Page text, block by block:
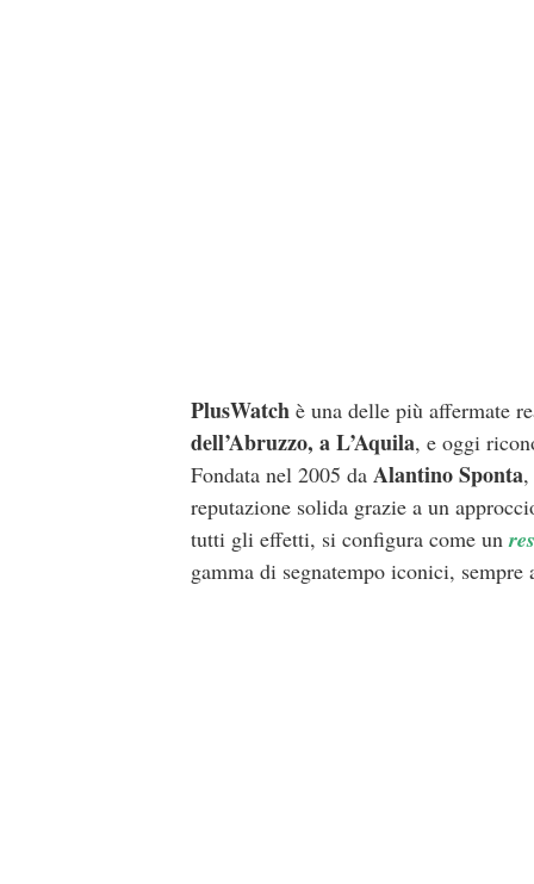
PlusWatch è una delle più affermate
dell’Abruzzo, a L’Aquila, e oggi
Fondata nel 2005 da Alantino Sponta
reputazione solida grazie a un
tutti gli effetti, si configura come un
gamma di segnatempo iconici,